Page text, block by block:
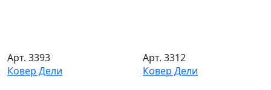
Арт. 3393
Ковер Дели
Арт. 3312
Ковер Дели